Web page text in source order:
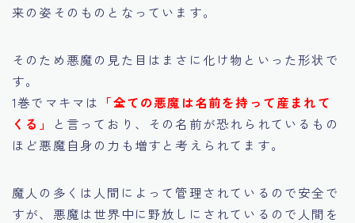
来の姿そのものとなっています。
そのため悪魔の見た目はまさに化け物といった形状で
す。
1巻でマキマは 「全ての悪魔は名前を持って産まれて
くる」
と言っており、その名前が恐れられているもの
ほど悪魔自身の力も増すと考えられてます。
魔人の多くは人間によって管理されているので安全で
すが、悪魔は世界中に野放しにされているので人間を